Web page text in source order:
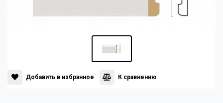
Плинтусы
Султан
Добавить в избранное К сравнению